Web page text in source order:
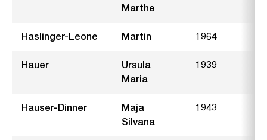
Marthe
Haslinger-Leone Martin 1964
Hauer
Ursula
Maria
1939
Hauser-Dinner
Maja
Silvana
1943